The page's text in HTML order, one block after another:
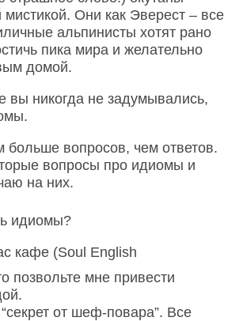
Они как Эверест – все
альпинисты хотят рано
пика мира и желательно
домой.
вы никогда не задумывались,
больше вопросов, чем ответов.
вопросы про идиомы и
на них.
идиомы?
кафе (Soul English
позвольте мне привести
от шеф-повара”. Все